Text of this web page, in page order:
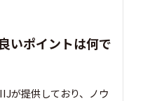
いポイントは何で
が提供しており、ノウ